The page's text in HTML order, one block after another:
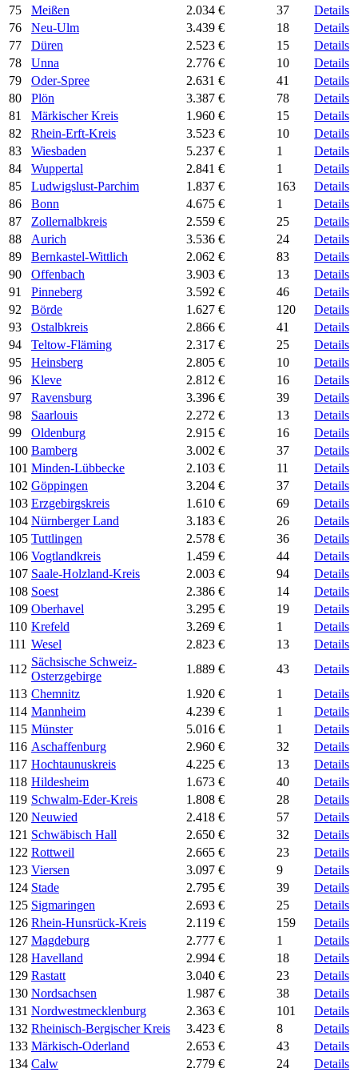
75 Meißen 2.034 € 37
Details
76
Neu-Ulm 3.439 € 18
Details
77
Düren 2.523 € 15
Details
78
Unna 2.776 € 10
Details
79
Oder-Spree 2.631 € 41
Details
80
Plön 3.387 € 78
Details
81
Märkischer Kreis 1.960 € 15
Details
82
Rhein-Erft-Kreis 3.523 € 10
Details
83
Wiesbaden 5.237 € 1
Details
84
Wuppertal 2.841 € 1
Details
85
Ludwigslust-Parchim 1.837 € 163
Details
86
Bonn 4.675 € 1
Details
87
Zollernalbkreis 2.559 € 25
Details
88
Aurich 3.536 € 24
Details
89
Bernkastel-Wittlich 2.062 € 83
Details
90
Offenbach 3.903 € 13
Details
91
Pinneberg 3.592 € 46
Details
92
Börde 1.627 € 120
Details
93
Ostalbkreis 2.866 € 41
Details
94
Teltow-Fläming 2.317 € 25
Details
95
Heinsberg 2.805 € 10
Details
96
Kleve 2.812 € 16
Details
97
Ravensburg 3.396 € 39
Details
98
Saarlouis 2.272 € 13
Details
99
Oldenburg 2.915 € 16
Details
100 Bamberg 3.002 € 37
Details
101 Minden-Lübbecke 2.103 € 11
Details
102 Göppingen 3.204 € 37
Details
103 Erzgebirgskreis 1.610 € 69
Details
104 Nürnberger Land 3.183 € 26
Details
105 Tuttlingen 2.578 € 36
Details
106 Vogtlandkreis 1.459 € 44
Details
107 Saale-Holzland-Kreis 2.003 € 94
Details
108 Soest 2.386 € 14
Details
109 Oberhavel 3.295 € 19
Details
110 Krefeld 3.269 € 1
Details
111 Wesel 2.823 € 13
Details
112
Sächsische Schweiz-
Osterzgebirge
1.889 € 43
Details
113 Chemnitz 1.920 € 1
Details
114 Mannheim 4.239 € 1
Details
115 Münster 5.016 € 1
Details
116 Aschaffenburg 2.960 € 32
Details
117 Hochtaunuskreis 4.225 € 13
Details
118 Hildesheim 1.673 € 40
Details
119 Schwalm-Eder-Kreis 1.808 € 28
Details
120 Neuwied 2.418 € 57
Details
121 Schwäbisch Hall 2.650 € 32
Details
122 Rottweil 2.665 € 23
Details
123 Viersen 3.097 € 9
Details
124 Stade 2.795 € 39
Details
125 Sigmaringen 2.693 € 25
Details
126 Rhein-Hunsrück-Kreis 2.119 € 159
Details
127 Magdeburg 2.777 € 1
Details
128 Havelland 2.994 € 18
Details
129 Rastatt 3.040 € 23
Details
130 Nordsachsen 1.987 € 38
Details
131 Nordwestmecklenburg 2.363 € 101
Details
132 Rheinisch-Bergischer Kreis 3.423 € 8
Details
133 Märkisch-Oderland 2.653 € 43
Details
134 Calw 2.779 € 24
Details